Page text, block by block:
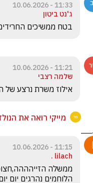
11:33 - 10.06.2026
ג'נט ביטון
בטח ממשיכים
11:21 - 10.06.2026
שלמה רצבי
אילוז משרת נרצע של
מייקי רואה את
11:15 - 10.06.2026
lilach .